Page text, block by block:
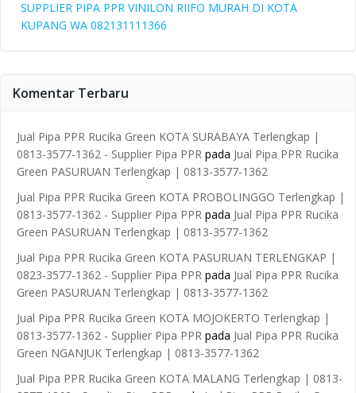
SUPPLIER PIPA PPR VINILON RIIFO MURAH DI KOTA
KUPANG WA 082131111366
Komentar Terbaru
Jual Pipa PPR Rucika Green KOTA SURABAYA Terlengkap |
0813-3577-1362 - Supplier Pipa PPR pada Jual Pipa PPR Rucika
Green PASURUAN Terlengkap | 0813-3577-1362
Jual Pipa PPR Rucika Green KOTA PROBOLINGGO Terlengkap |
0813-3577-1362 - Supplier Pipa PPR pada Jual Pipa PPR Rucika
Green PASURUAN Terlengkap | 0813-3577-1362
Jual Pipa PPR Rucika Green KOTA PASURUAN TERLENGKAP |
0823-3577-1362 - Supplier Pipa PPR pada Jual Pipa PPR Rucika
Green PASURUAN Terlengkap | 0813-3577-1362
Jual Pipa PPR Rucika Green KOTA MOJOKERTO Terlengkap |
0813-3577-1362 - Supplier Pipa PPR pada Jual Pipa PPR Rucika
Green NGANJUK Terlengkap | 0813-3577-1362
Jual Pipa PPR Rucika Green KOTA MALANG Terlengkap | 0813-